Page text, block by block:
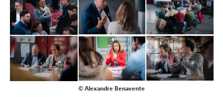
© Alexandre Benavente